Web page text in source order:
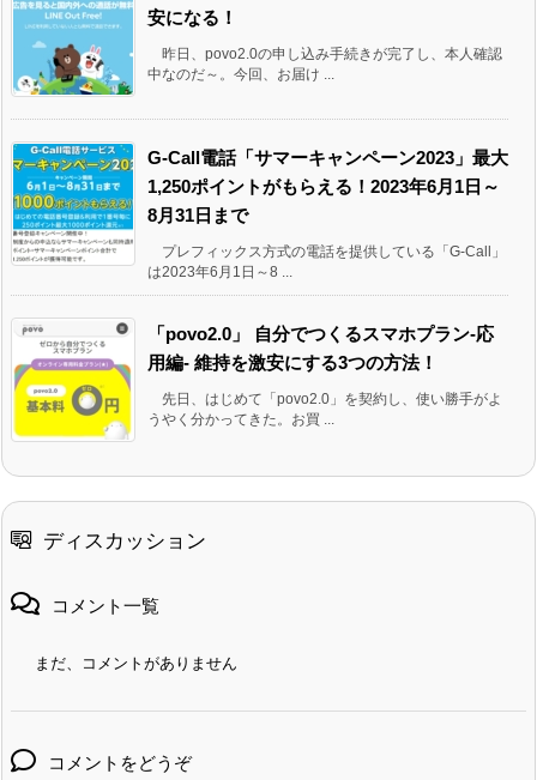
安になる！
昨日、povo2.0の申し込み手続きが完了し、本人確認
中なのだ～。今回、お届け ...
G-Call電話「サマーキャンペーン2023」最大
1,250ポイントがもらえる！2023年6月1日～
8月31日まで
プレフィックス方式の電話を提供している「G-Call」
は2023年6月1日～8 ...
「povo2.0」 自分でつくるスマホプラン-応
用編- 維持を激安にする3つの方法！
先日、はじめて「povo2.0」を契約し、使い勝手がよ
うやく分かってきた。お買 ...
ディスカッション
コメント一覧
まだ、コメントがありません
コメントをどうぞ